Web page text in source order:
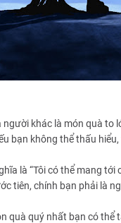
người khác là món quà to
bạn không thể thấu
là “Tôi có thể mang
tiên, chính bạn phải là
quà quý nhất bạn có thể